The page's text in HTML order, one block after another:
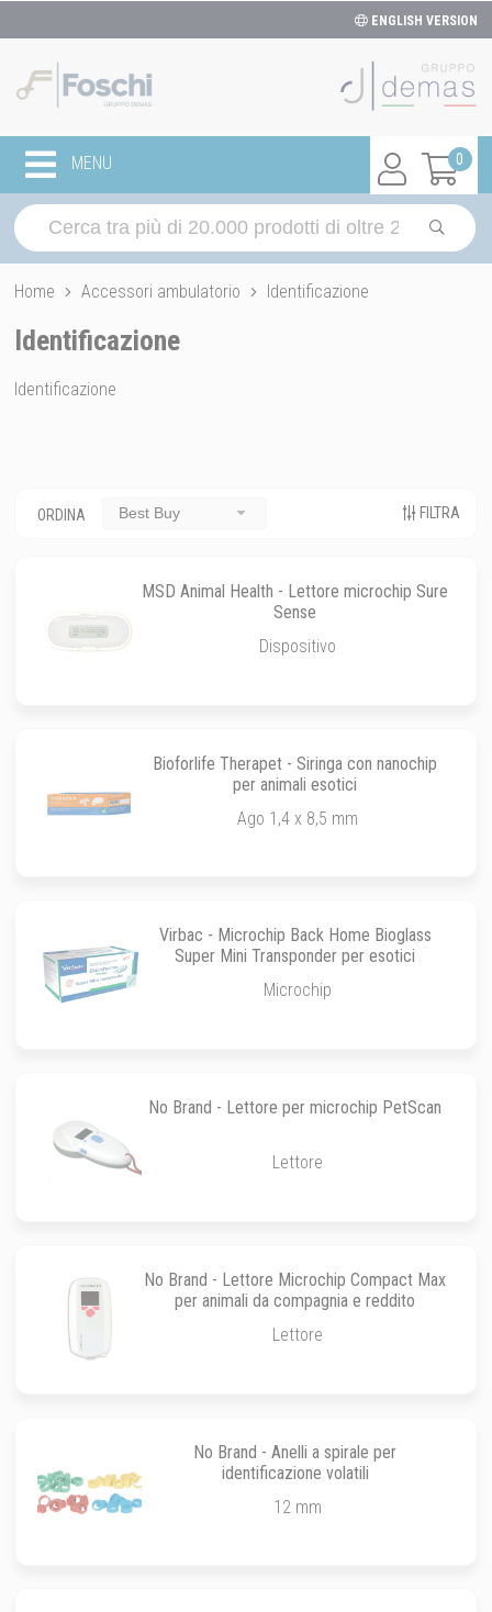
ENGLISH VERSION
0
MENU
Home Accessori ambulatorio Identificazione
Identificazione
Identificazione
ORDINA Best Buy FILTRA
MSD Animal Health - Lettore microchip Sure
Sense
Dispositivo
Bioforlife Therapet - Siringa con nanochip
per animali esotici
Ago 1,4 x 8,5 mm
Virbac - Microchip Back Home Bioglass
Super Mini Transponder per esotici
Microchip
No Brand - Lettore per microchip PetScan
Lettore
No Brand - Lettore Microchip Compact Max
per animali da compagnia e reddito
Lettore
No Brand - Anelli a spirale per
identificazione volatili
12 mm